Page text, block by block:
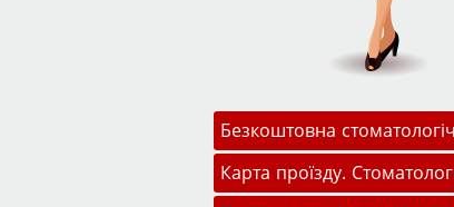
Меню
Перейти до змісту
Безкоштовна
Карта проїзду.